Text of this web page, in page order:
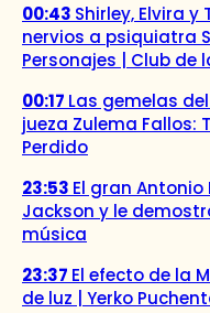
00:43 Shirley, Elvira
nervios a psiquiatra
Personajes | Club de
00:17 Las gemelas
jueza Zulema Fallos:
Perdido
23:53 El gran Antonio
Jackson y le
música
23:37 El efecto de la
de luz | Yerko